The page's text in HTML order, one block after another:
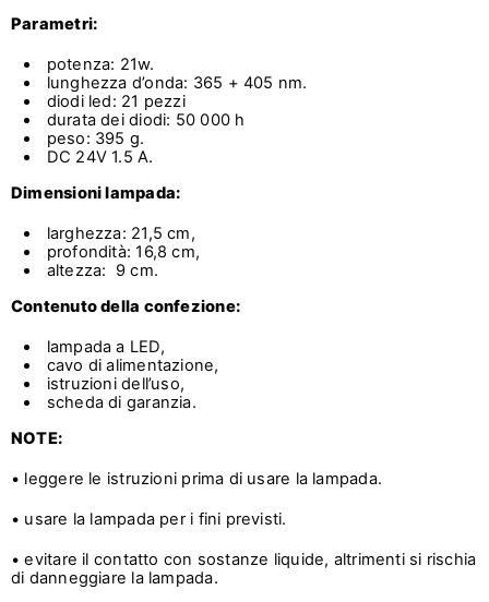
Parametri:
potenza: 21w.
lunghezza d’onda: 365 + 405 nm.
diodi led: 21 pezzi
durata dei diodi: 50 000 h
peso: 395 g.
DC 24V 1.5 A.
Dimensioni lampada:
larghezza: 21,5 cm,
profondità: 16,8 cm,
altezza: 9 cm.
Contenuto della confezione:
lampada a LED,
cavo di alimentazione,
istruzioni dell’uso,
scheda di garanzia.
NOTE:
• leggere le istruzioni prima di usare la lampada.
• usare la lampada per i fini previsti.
• evitare il contatto con sostanze liquide, altrimenti si rischia
di danneggiare la lampada.